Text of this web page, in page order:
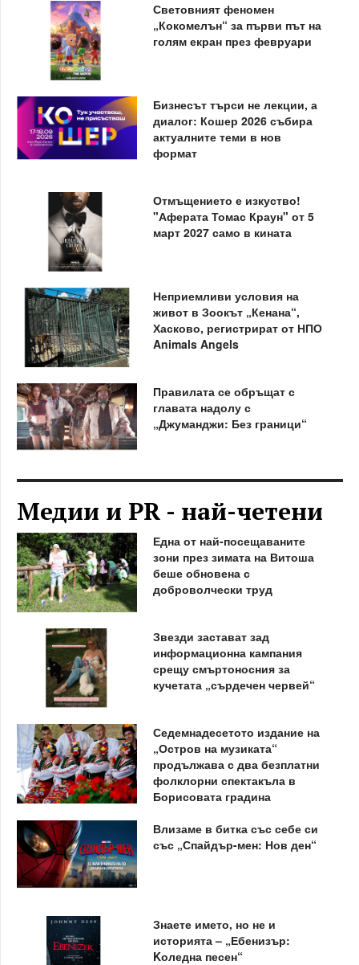
Световният феномен
„Кокомелън“ за първи път на
голям екран през февруари
Бизнесът търси не лекции, а
диалог: Кошер 2026 събира
актуалните теми в нов
формат
Отмъщението е изкуство!
"Аферата Томас Краун" от 5
март 2027 само в кината
Неприемливи условия на
живот в Зоокът „Кенана“,
Хасково, регистрират от НПО
Animals Angels
Правилата се обръщат с
главата надолу с
„Джуманджи: Без граници“
Медии и PR - най-четени
Една от най-посещаваните
зони през зимата на Витоша
беше обновена с
доброволчески труд
Звезди застават зад
информационна кампания
срещу смъртоносния за
кучетата „сърдечен червей“
Седемнадесетото издание на
„Остров на музиката“
продължава с два безплатни
фолклорни спектакъла в
Борисовата градина
Влизаме в битка със себе си
със „Спайдър-мен: Нов ден“
Знаете името, но не и
историята – „Ебенизър:
Kоледна песен“